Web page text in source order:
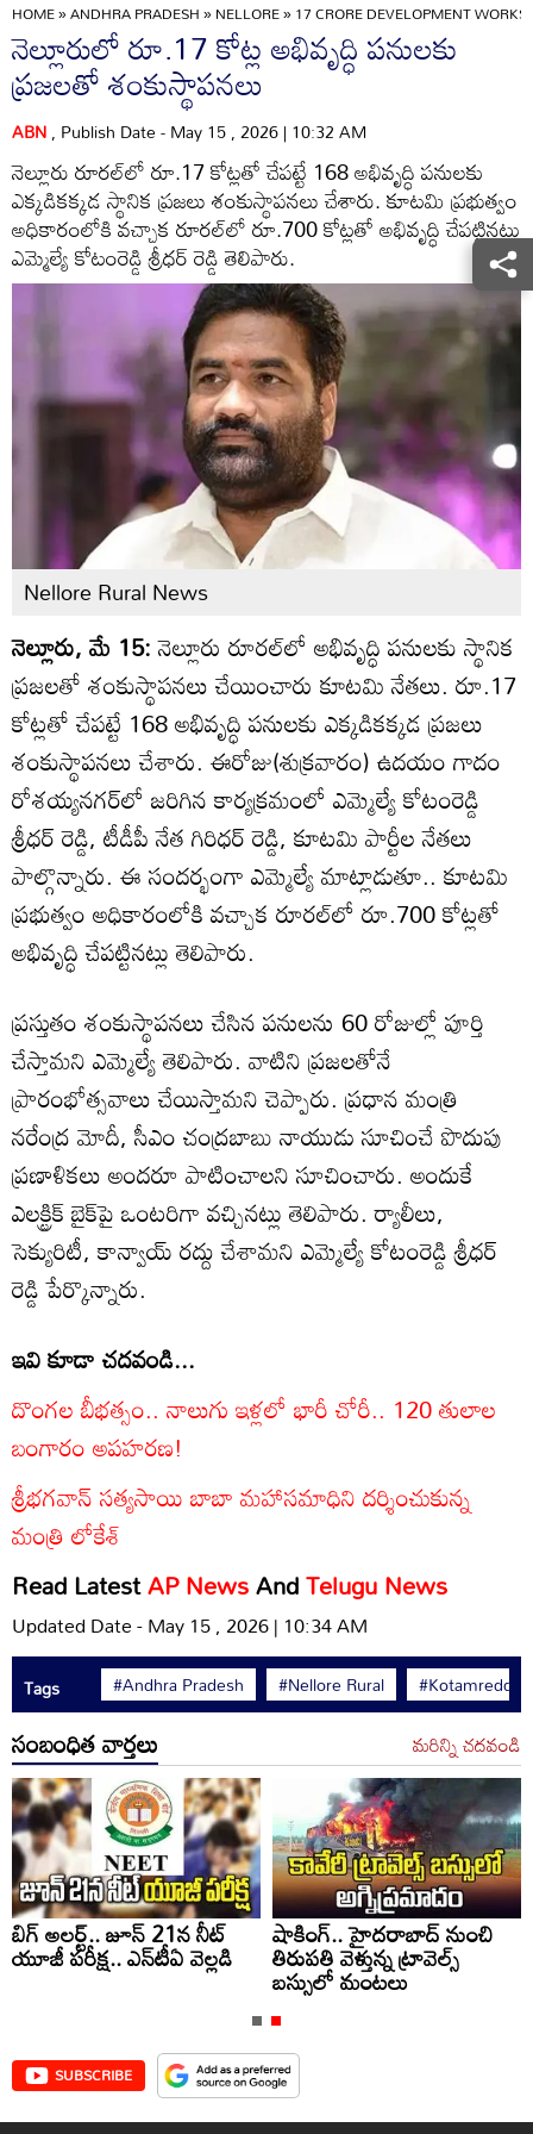
HOME»ANDHRA PRADESH»NELLORE»17 CRORE DEVELOPMENT
నెల్లూరులో రూ.17 కోట్ల అభివృద్ధి పనులకు
ప్రజలతో శంకుస్థాపనలు
ABN, Publish Date - May 15 , 2026 | 10:32 AM
నెల్లూరు రూరల్‌లో రూ.17 కోట్లతో చేపట్టే 168 అభివృద్ధి పనులకు
ఎక్కడికక్కడ స్థానిక ప్రజలు శంకుస్థాపనలు చేశారు. కూటమి ప్రభుత్వం
అధికారంలోకి వచ్చాక రూరల్‌లో రూ.700 కోట్లతో అభివృద్ధి చేపట్టినట్లు
ఎమ్మెల్యే కోటంరెడ్డి శ్రీధర్ రెడ్డి తెలిపారు.
Nellore Rural News
నెల్లూరు, మే 15:నెల్లూరు రూరల్‌లో అభివృద్ధి పనులకు స్థానిక
ప్రజలతో శంకుస్థాపనలు చేయించారు కూటమి నేతలు. రూ.17
కోట్లతో చేపట్టే 168 అభివృద్ధి పనులకు ఎక్కడికక్కడ ప్రజలు
శంకుస్థాపనలు చేశారు. ఈరోజు(శుక్రవారం) ఉదయం గాదం
రోశయ్యనగర్‌లో జరిగిన కార్యక్రమంలో ఎమ్మెల్యే కోటంరెడ్డి
శ్రీధర్ రెడ్డి, టీడీపీ నేత గిరిధర్ రెడ్డి, కూటమి పార్టీల నేతలు
పాల్గొన్నారు. ఈ సందర్భంగా ఎమ్మెల్యే మాట్లాడుతూ.. కూటమి
ప్రభుత్వం అధికారంలోకి వచ్చాక రూరల్‌లో రూ.700 కోట్లతో
అభివృద్ధి చేపట్టినట్లు తెలిపారు.
ప్రస్తుతం శంకుస్థాపనలు చేసిన పనులను 60 రోజుల్లో పూర్తి
చేస్తామని ఎమ్మెల్యే తెలిపారు. వాటిని ప్రజలతోనే
ప్రారంభోత్సవాలు చేయిస్తామని చెప్పారు. ప్రధాన మంత్రి
నరేంద్ర మోదీ, సీఎం చంద్రబాబు నాయుడు సూచించే పొదుపు
ప్రణాళికలు అందరూ పాటించాలని సూచించారు. అందుకే
ఎలక్ట్రిక్ బైక్‌పై ఒంటరిగా వచ్చినట్లు తెలిపారు. ర్యాలీలు,
సెక్యురిటీ, కాన్వాయ్ రద్దు చేశామని ఎమ్మెల్యే కోటంరెడ్డి శ్రీధర్
రెడ్డి పేర్కొన్నారు.
ఇవి కూడా చదవండి...
దొంగల బీభత్సం.. నాలుగు ఇళ్లలో భారీ చోరీ.. 120 తులాల
బంగారం అపహరణ!
శ్రీభగవాన్ సత్యసాయి బాబా మహాసమాధిని దర్శించుకున్న
మంత్రి లోకేశ్
Read LatestAP NewsAndTelugu News
Updated Date - May 15 , 2026 | 10:34 AM
Tags #Andhra Pradesh #Nellore Rural #Kotamreddy
సంబంధిత వార్తలు మరిన్ని చదవండి
బిగ్ అలర్ట్.. జూన్ 21న నీట్
యూజీ పరీక్ష.. ఎన్‌టీఏ వెల్లడి
షాకింగ్.. హైదరాబాద్‌ నుంచి
తిరుపతి వెళ్తున్న ట్రావెల్స్
బస్సులో మంటలు
SUBSCRIBE